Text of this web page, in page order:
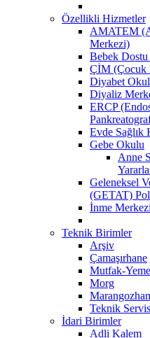
Özellikli Hizmetler
AMATEM
Merkezi)
Bebek Dostu
ÇİM (Çocuk
Diyabet
Diyaliz
ERCP
Evde Sağlık
Gebe Okulu
Anne
Geleneksel
(GETAT)
İnme Merkezi
Teknik Birimler
Arşiv
Çamaşırhane
Mutfak-
Morg
Teknik Servis
İdari Birimler
Adli Kalem